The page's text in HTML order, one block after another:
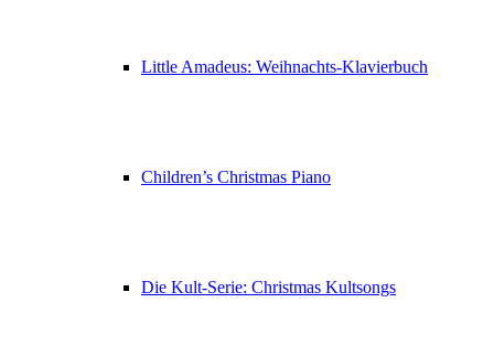
Little Amadeus: Weihnachts-Klavierbuch
Children’s Christmas Piano
Die Kult-Serie: Christmas Kultsongs